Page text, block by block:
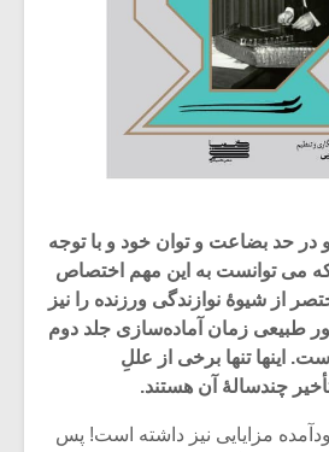
در حد بضاعت و توان خود و با توجه
می‏ توانست به این مهم اختصاص
از شیوۀ نوازندگی ورزنده را نیز
طبیعی زمان آماده‌سازی جلد دوم
اینها تنها برخی از عللِ
چندسالۀ آن هستند.
مزایایی نیز داشته است! پس